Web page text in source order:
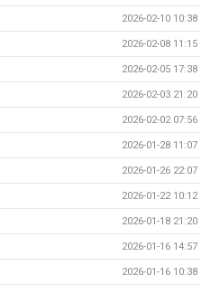
2026-02-10 10:38
2026-02-08 11:15
2026-02-05 17:38
2026-02-03 21:20
2026-02-02 07:56
2026-01-28 11:07
2026-01-26 22:07
2026-01-22 10:12
2026-01-18 21:20
2026-01-16 14:57
2026-01-16 10:38